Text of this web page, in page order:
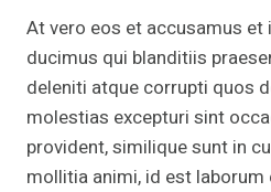
At vero eos et accusamus
ducimus qui blanditiis
deleniti atque corrupti quos
molestias excepturi sint
provident, similique sunt in
mollitia animi, id est